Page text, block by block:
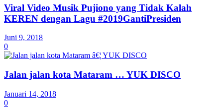
Viral Video Musik Pujiono yang Tidak Kalah
KEREN dengan Lagu #2019GantiPresiden
Juni 9, 2018
0
Jalan jalan kota Mataram … YUK DISCO
Januari 14, 2018
0